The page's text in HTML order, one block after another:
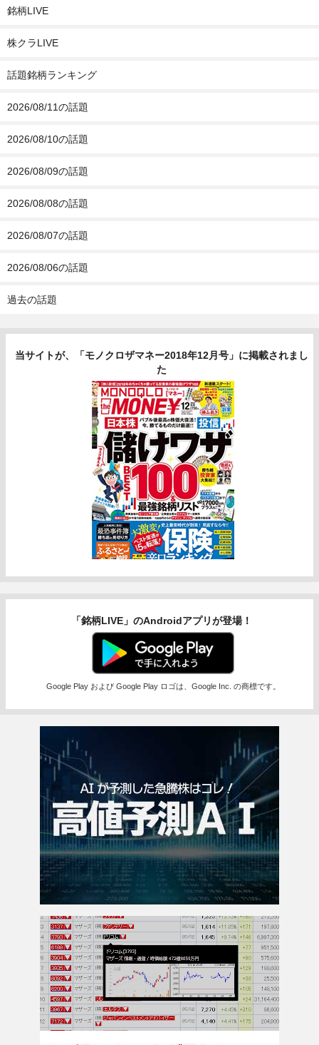
銘柄LIVE
株クラLIVE
話題銘柄ランキング
2026/08/11の話題
2026/08/10の話題
2026/08/09の話題
2026/08/08の話題
2026/08/07の話題
2026/08/06の話題
過去の話題
当サイトが、「モノクロザマネー2018年12月号」に掲載されまし
た
「銘柄LIVE」のAndroidアプリが登場！
Google Play および Google Play ロゴは、Google Inc. の商標です。